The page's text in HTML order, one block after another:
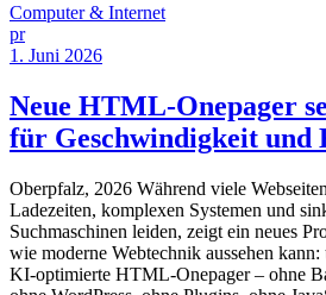
Computer & Internet
pr
1. Juni 2026
Neue HTML-Onepager
für Geschwindigkeit
Oberpfalz, 2026 Während viele
Ladezeiten, komplexen Systemen und
Suchmaschinen leiden, zeigt ein neues
wie moderne Webtechnik aussehen
KI-optimierte HTML-Onepager – ohne